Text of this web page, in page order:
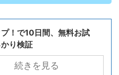
！で10日間、無料お試
り検証
続きを見る